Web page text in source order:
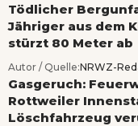
Tödlicher
Jähriger aus dem
stürzt 80 Meter ab
Autor / Quelle:NRWZ-
Gasgeruch:
Rottweiler
Löschfahrzeug